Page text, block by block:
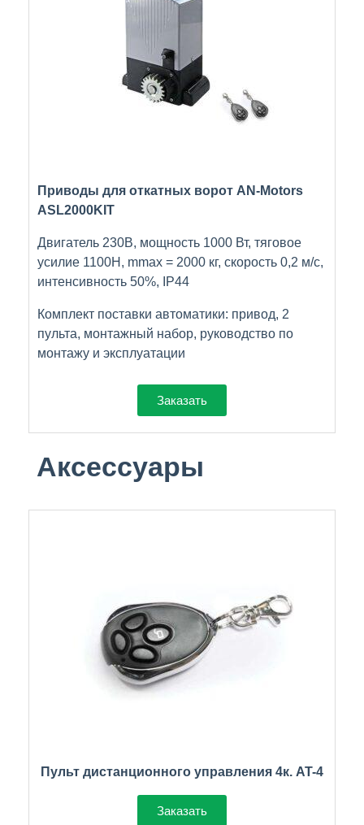
Приводы для откатных ворот AN-Motors
ASL2000KIT
Двигатель 230В, мощность 1000 Вт, тяговое
усилие 1100Н, mmax = 2000 кг, скорость 0,2 м/с,
интенсивность 50%, IP44
Комплект поставки автоматики: привод, 2
пульта, монтажный набор, руководство по
монтажу и эксплуатации
Заказать
Аксессуары
Пульт дистанционного управления 4к. AT-4
Заказать